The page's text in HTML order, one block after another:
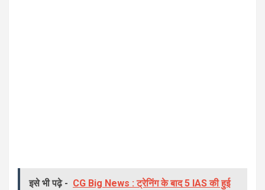
इसे भी पढ़े - CG Big News : ट्रेनिंग के बाद 5 IAS की हुई